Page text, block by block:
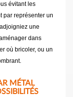
évitant les
par représenter un
une
dans
où bricoler, ou un
MÉTAL